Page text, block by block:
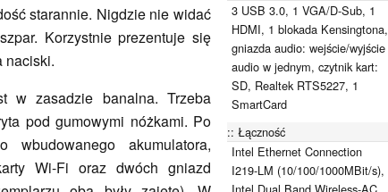
starannie. Nigdzie nie widać
Korzystnie prezentuje się
naciski.
w zasadzie banalna. Trzeba
pod gumowymi nóżkami. Po
akumulatora,
Wi-Fi oraz dwóch gniazd
3 USB 3.0, 1 VGA/D-Sub, 1
HDMI, 1 blokada Kensingtona,
gniazda audio: wejście/wyjście
audio w jednym, czytnik kart:
SD, Realtek RTS5227, 1
SmartCard
Łączność
Intel Ethernet Connection
I219-LM (10/100/1000MBit/s),
Intel Dual Band Wireless-AC